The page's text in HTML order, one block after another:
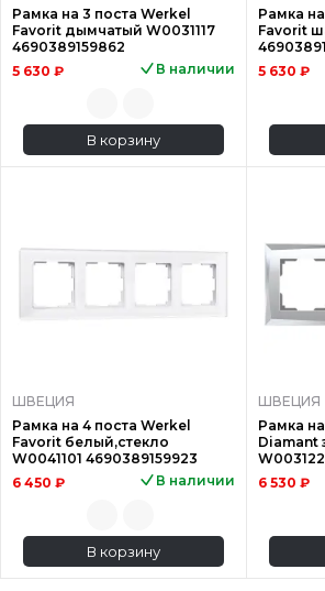
Рамка на 3 поста Werkel
Favorit дымчатый W0031117
4690389159862
5 630 ₽
В наличии
В корзину
Рамка
Favorit
5 630 ₽
ШВЕЦИЯ
Рамка на 4 поста Werkel
Favorit белый,стекло
W0041101 4690389159923
6 450 ₽
В наличии
В корзину
ШВЕЦИЯ
Рамка
Diamant
6 530 ₽